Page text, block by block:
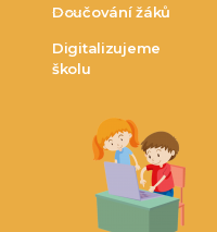
Doučování žáků
Digitalizujeme
školu